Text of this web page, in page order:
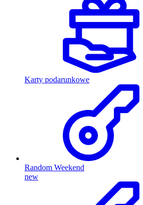
Karty podarunkowe
Random Weekend
new